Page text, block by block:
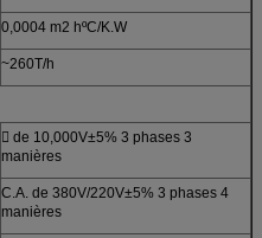
0,0004 m2 hºC/K.W
~260T/h
 de 10,000V±5% 3 phases 3
manières
C.A. de 380V/220V±5% 3 phases 4
manières